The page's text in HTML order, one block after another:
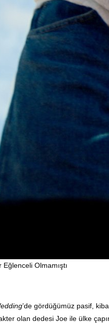
Olmamıştı
’de gördüğümüz pasif,
olan dedesi Joe ile ülke